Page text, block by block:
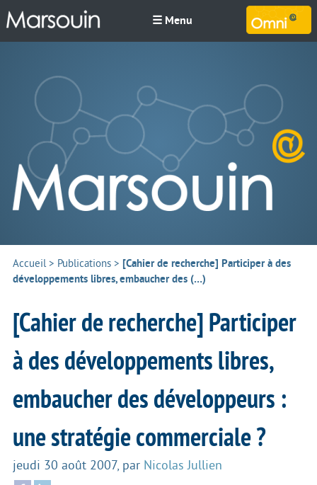
☰ Menu
Accueil> Publications > [Cahier de recherche] Participer à des
développements libres, embaucher des (…)
[Cahier de recherche] Participer
à des développements libres,
embaucher des développeurs :
une stratégie commerciale ?
jeudi 30 août 2007, par Nicolas Jullien